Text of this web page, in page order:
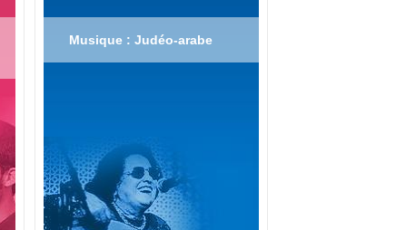
Musique : Judéo-arabe